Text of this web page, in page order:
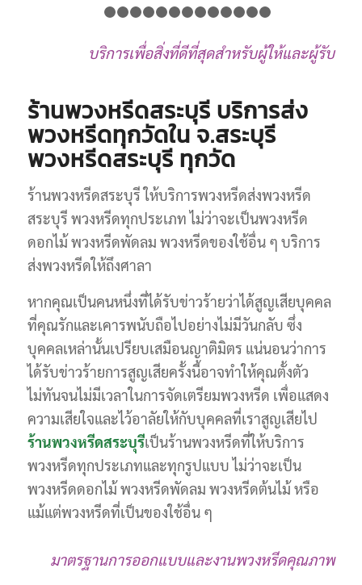
1 2 3 4 5 6 7 8
บริการเพื่อสิ่งที่ดีที่สุดสำหรับผู้ให้และผู้รับ
ร้านพวงหรีดสระบุรี บริการส่ง
พวงหรีดทุกวัดใน จ.สระบุรี
พวงหรีดสระบุรี ทุกวัด
ร้านพวงหรีดสระบุรี ให้บริการพวงหรีดส่งพวงหรีด
สระบุรี พวงหรีดทุกประเภท ไม่ว่าจะเป็นพวงหรีด
ดอกไม้ พวงหรีดพัดลม พวงหรีดของใช้อื่น ๆ บริการ
ส่งพวงหรีดให้ถึงศาลา
หากคุณเป็นคนหนึ่งที่ได้รับข่าวร้ายว่าได้สูญเสียบุคคล
ที่คุณรักและเคารพนับถือไปอย่างไม่มีวันกลับ ซึ่ง
บุคคลเหล่านั้นเปรียบเสมือนญาติมิตร แน่นอนว่าการ
ได้รับข่าวร้ายการสูญเสียครั้งนี้อาจทำให้คุณตั้งตัว
ไม่ทันจนไม่มีเวลาในการจัดเตรียมพวงหรีด เพื่อแสดง
ความเสียใจและไว้อาลัยให้กับบุคคลที่เราสูญเสียไป
ร้านพวงหรีดสระบุรีเป็นร้านพวงหรีดที่ให้บริการ
พวงหรีดทุกประเภทและทุกรูปแบบ ไม่ว่าจะเป็น
พวงหรีดดอกไม้ พวงหรีดพัดลม พวงหรีดต้นไม้ หรือ
แม้แต่พวงหรีดที่เป็นของใช้อื่น ๆ
มาตรฐานการออกแบบและงานพวงหรีดคุณภาพ